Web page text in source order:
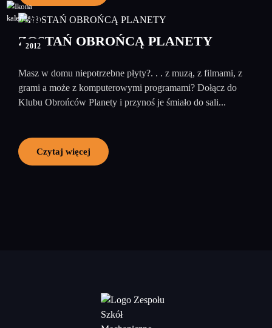
30
2012
ZOSTAŃ OBROŃCĄ PLANETY
Masz w domu niepotrzebne płyty?. . . z muzą, z filmami, z
grami a może z komputerowymi programami? Dołącz do
Klubu Obrońców Planety i przynoś je śmiało do sali...
Czytaj więcej